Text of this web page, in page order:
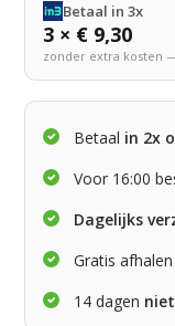
Betaal in 3x
3 × € 9,30
zonder extra kosten
Betaal in 2x
Voor 16:00
Dagelijks
Gratis
14 dagen